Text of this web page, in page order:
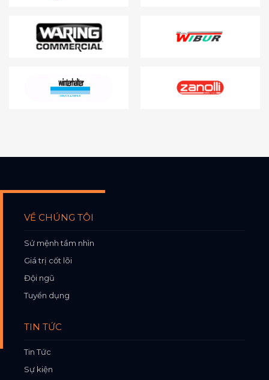
VỀ CHÚNG TÔI
Sứ mệnh tầm nhìn
Giá trị cốt lõi
Đội ngũ
Tuyển dụng
TIN TỨC
Tin Tức
Sự kiện